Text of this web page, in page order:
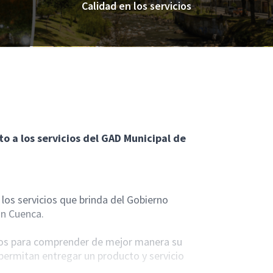
Calidad en los servicios
a los servicios del GAD Municipal de
servicios que brinda del Gobierno
Cuenca.
para comprender de mejor manera su
entregar un producto y servicio